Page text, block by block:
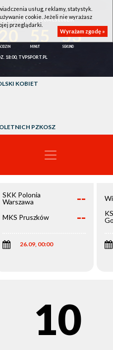
- LOTTO AZS UMCS LUBLIN
53
18:00, TVPSPORT.PL
KOBIET
PZKOSZ
SKK Polonia
Warszawa
--
MKS Pruszków --
26.09, 00:00
10
usług, reklamy, statystyk.
cookie. Jeżeli nie wyrażasz
przeglądarki.
Wyrażam zgodę »